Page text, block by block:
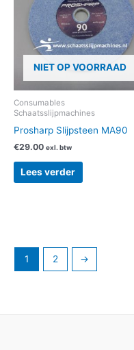
NIET OP VOORRAAD
Consumables
Schaatsslijpmachines
Prosharp Slijpsteen MA90
€29.00 exl. btw
Lees verder
1 2 →